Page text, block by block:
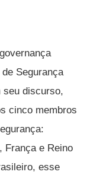
Segurança
seu discurso,
cinco membros
França e Reino
esse